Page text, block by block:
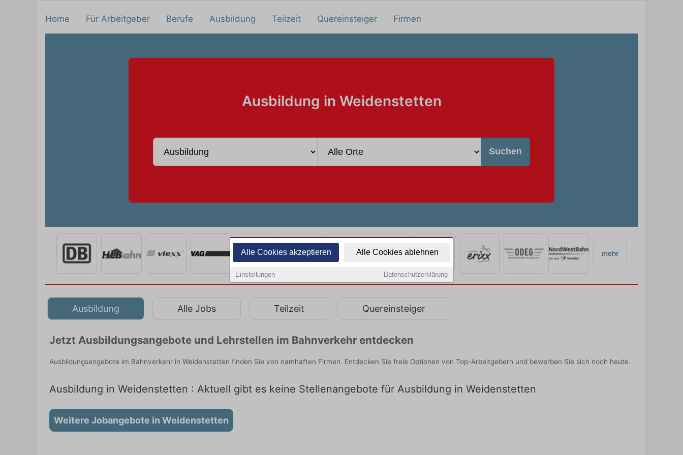
Alle Cookies akzeptieren Alle Cookies ablehnen
Einstellungen Datenschutzerklärung
Home Für Arbeitgeber Berufe Ausbildung Teilzeit Quereinsteiger Firmen
Ausbildung in Weidenstetten
Suchen
mehr
Ausbildung Alle Jobs Teilzeit Quereinsteiger
Jetzt Ausbildungsangebote und Lehrstellen im Bahnverkehr entdecken
Ausbildungsangebote im Bahnverkehr in Weidenstetten finden Sie von namhaften Firmen. Entdecken Sie freie Optionen von Top-Arbeitgebern und bewerben Sie sich noch heute.
Ausbildung in Weidenstetten : Aktuell gibt es keine Stellenangebote für Ausbildung in Weidenstetten
Weitere Jobangebote in Weidenstetten